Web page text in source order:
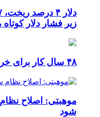
زیر فشار دلار
۴۸ سال کار برای خرید یک تویوتا کمری
موهبتی: اصلاح نظام
شود